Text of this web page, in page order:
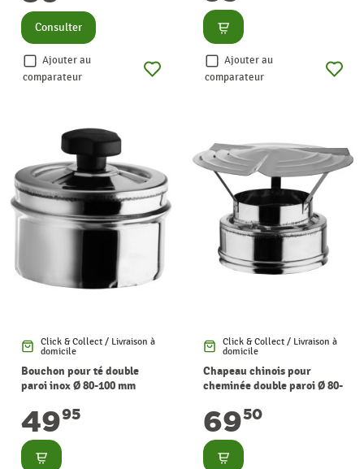
Consulter
Ajouter au
comparateur
Consulter
Ajouter au
comparateur
Click & Collect / Livraison à
domicile
Bouchon pour té double
paroi inox Ø 80-100 mm
4995
Consulter
Click & Collect / Livraison à
domicile
Chapeau chinois pour
cheminée double paroi Ø 80-
6950
Consulter